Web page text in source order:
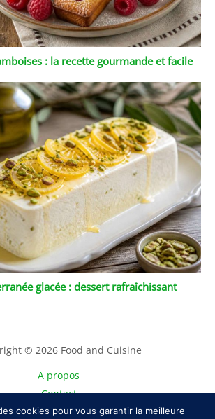
: la recette gourmande et facile
glacée : dessert rafraîchissant
© 2026 Food and Cuisine
A propos
Contact
Plan du site
cookies pour vous garantir la meilleure